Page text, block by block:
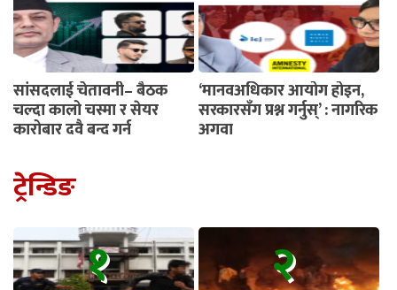
सांसदलाई चेतावनी– बैठक
चल्दा कालो चस्मा र सेयर
कारोबार दुवै बन्द गर्नू
‘मानवअधिकार आयोग होइन,
सरकारसँग प्रश्न गर्नुस्’ : नागरिक
अगुवा
ट्रेन्डिङ
१ २